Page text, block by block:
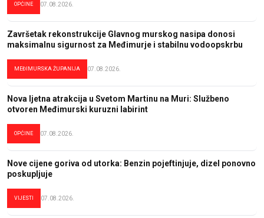
OPĆINE 07.08.2026.
Završetak rekonstrukcije Glavnog murskog nasipa donosi
maksimalnu sigurnost za Međimurje i stabilnu vodoopskrbu
MEĐIMURSKA ŽUPANIJA 07.08.2026.
Nova ljetna atrakcija u Svetom Martinu na Muri: Službeno
otvoren Međimurski kuruzni labirint
OPĆINE 07.08.2026.
Nove cijene goriva od utorka: Benzin pojeftinjuje, dizel ponovno
poskupljuje
VIJESTI 07.08.2026.